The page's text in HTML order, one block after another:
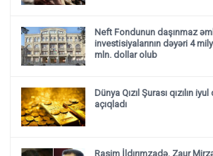
Neft Fondunun daşınmaz
investisiyalarının dəyəri 4
mln. dollar olub
Dünya Qızıl Şurası qızılın
açıqladı
Rasim İldırımzadə, Zaur